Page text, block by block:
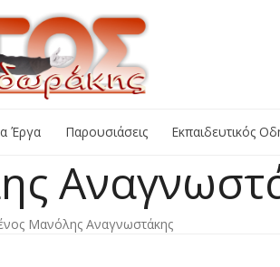
Έργα Παρουσιάσεις Εκπαιδευτικός
Μανόλης Αναγνωστάκης